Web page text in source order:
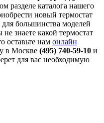
разделе каталога нашего
новый термостат
большинства моделей
знаете какой термостат
оставьте нам онлайн
в Москве (495) 740-59-10 и
для вас необходимую